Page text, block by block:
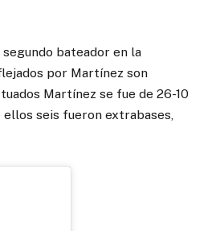
bateador en la
por Martínez son
Martínez se fue de 26-10
seis fueron extrabases,